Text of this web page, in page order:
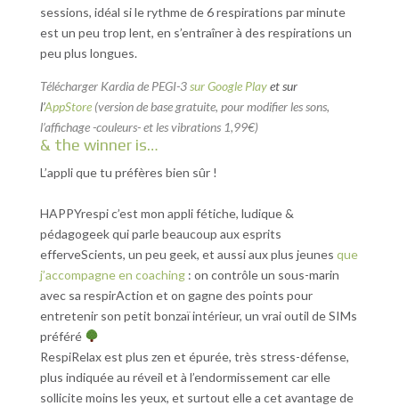
sessions, idéal si le rythme de 6 respirations par minute
est un peu trop lent, en s’entraîner à des respirations un
peu plus longues.
Télécharger Kardia de PEGI-3sur Google Playet sur
l’AppStore (version de base gratuite, pour modifier les sons,
l’affichage -couleurs- et les vibrations 1,99€)
& the winner is…
L’appli que tu préfères bien sûr !
HAPPYrespi c’est mon appli fétiche, ludique &
pédagogeek qui parle beaucoup aux esprits
efferveScients, un peu geek, et aussi aux plus jeunes que
j’accompagne en coaching: on contrôle un sous-marin
avec sa respirAction et on gagne des points pour
entretenir son petit bonzaï intérieur, un vrai outil de SIMs
préféré
RespiRelax est plus zen et épurée, très stress-défense,
plus indiquée au réveil et à l’endormissement car elle
sollicite moins les yeux, et surtout elle a cet avantage de